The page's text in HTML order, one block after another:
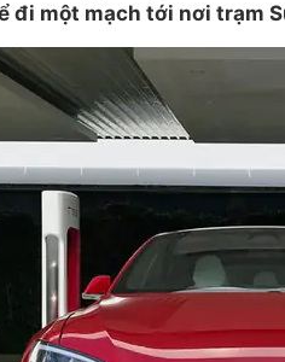
đi một mạch tới nơi trạm